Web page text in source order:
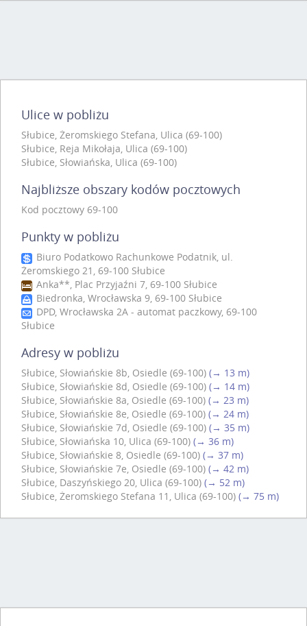
Ulice w pobliżu
Słubice, Żeromskiego Stefana, Ulica (69-100)
Słubice, Reja Mikołaja, Ulica (69-100)
Słubice, Słowiańska, Ulica (69-100)
Najbliższe obszary kodów pocztowych
Kod pocztowy 69-100
Punkty w pobliżu
Biuro Podatkowo Rachunkowe Podatnik, ul.
Żeromskiego 21, 69-100 Słubice
Anka**, Plac Przyjaźni 7, 69-100 Słubice
Biedronka, Wrocławska 9, 69-100 Słubice
DPD, Wrocławska 2A - automat paczkowy, 69-100
Słubice
Adresy w pobliżu
Słubice, Słowiańskie 8b, Osiedle (69-100) (→ 13 m)
Słubice, Słowiańskie 8d, Osiedle (69-100) (→ 14 m)
Słubice, Słowiańskie 8a, Osiedle (69-100) (→ 23 m)
Słubice, Słowiańskie 8e, Osiedle (69-100) (→ 24 m)
Słubice, Słowiańskie 7d, Osiedle (69-100) (→ 35 m)
Słubice, Słowiańska 10, Ulica (69-100) (→ 36 m)
Słubice, Słowiańskie 8, Osiedle (69-100) (→ 37 m)
Słubice, Słowiańskie 7e, Osiedle (69-100) (→ 42 m)
Słubice, Daszyńskiego 20, Ulica (69-100) (→ 52 m)
Słubice, Żeromskiego Stefana 11, Ulica (69-100) (→ 75 m)